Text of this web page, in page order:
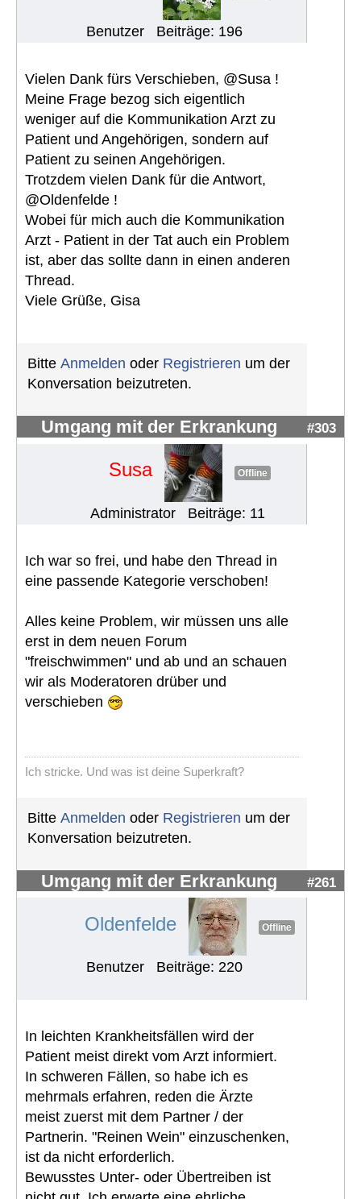
Benutzer Beiträge: 196
Vielen Dank fürs Verschieben, @Susa !
Meine Frage bezog sich eigentlich
weniger auf die Kommunikation Arzt zu
Patient und Angehörigen, sondern auf
Patient zu seinen Angehörigen.
Trotzdem vielen Dank für die Antwort,
@Oldenfelde !
Wobei für mich auch die Kommunikation
Arzt - Patient in der Tat auch ein Problem
ist, aber das sollte dann in einen anderen
Thread.
Viele Grüße, Gisa
Bitte Anmelden oder Registrieren um der
Konversation beizutreten.
Umgang mit der Erkrankung #303
Susa Offline
Administrator Beiträge: 11
Ich war so frei, und habe den Thread in
eine passende Kategorie verschoben!
Alles keine Problem, wir müssen uns alle
erst in dem neuen Forum
"freischwimmen" und ab und an schauen
wir als Moderatoren drüber und
verschieben
Ich stricke. Und was ist deine Superkraft?
Bitte Anmelden oder Registrieren um der
Konversation beizutreten.
Umgang mit der Erkrankung #261
Oldenfelde Offline
Benutzer Beiträge: 220
In leichten Krankheitsfällen wird der
Patient meist direkt vom Arzt informiert.
In schweren Fällen, so habe ich es
mehrmals erfahren, reden die Ärzte
meist zuerst mit dem Partner / der
Partnerin. "Reinen Wein" einzuschenken,
ist da nicht erforderlich.
Bewusstes Unter- oder Übertreiben ist